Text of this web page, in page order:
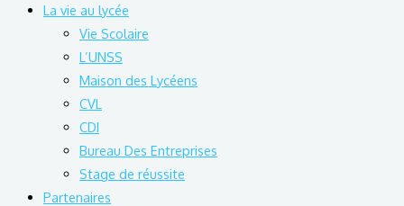
La vie au lycée
Vie Scolaire
L’UNSS
Maison des Lycéens
CVL
CDI
Bureau Des Entreprises
Stage de réussite
Partenaires